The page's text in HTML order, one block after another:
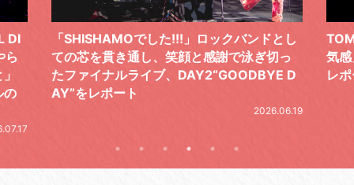
DI
ら
の
「SHISHAMOでした!!!」ロックバンドとし
ての芯を貫き通し、笑顔と感謝で泳ぎ切っ
たファイナルライブ、DAY2“GOODBYE D
AY”をレポート
2026.06.19
気
レ